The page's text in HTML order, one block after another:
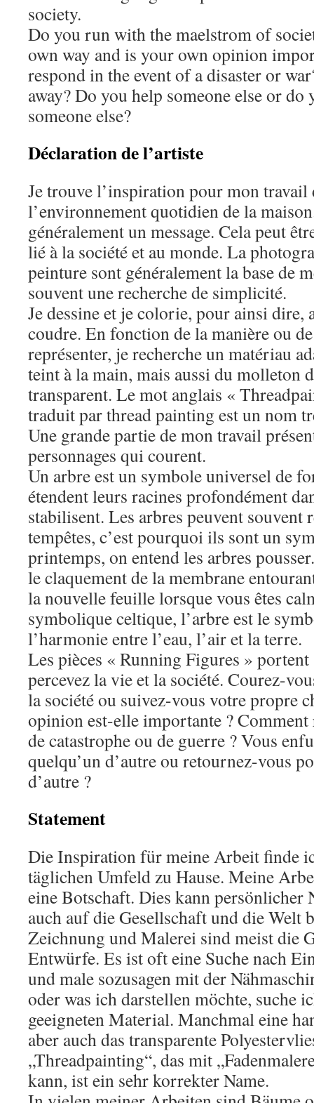
society.
Do you run with the maelstrom of
own way and is your own opinion
respond in the event of a disaster or
away? Do you help someone else or do
someone else?
Déclaration de l’artiste
Je trouve l’inspiration pour mon travail
l’environnement quotidien de la
généralement un message. Cela peut
lié à la société et au monde. La
peinture sont généralement la base de
souvent une recherche de simplicité.
Je dessine et je colorie, pour ainsi dire,
coudre. En fonction de la manière ou
représenter, je recherche un matériau
teint à la main, mais aussi du molleton
transparent. Le mot anglais «
traduit par thread painting est un nom
Une grande partie de mon travail
personnages qui courent.
Un arbre est un symbole universel de
étendent leurs racines profondément
stabilisent. Les arbres peuvent souvent
tempêtes, c’est pourquoi ils sont un
printemps, on entend les arbres
le claquement de la membrane
la nouvelle feuille lorsque vous êtes
symbolique celtique, l’arbre est le
l’harmonie entre l’eau, l’air et la terre.
Les pièces « Running Figures »
percevez la vie et la société. Courez-
la société ou suivez-vous votre propre
opinion est-elle importante ? Comment
de catastrophe ou de guerre ? Vous
quelqu’un d’autre ou retournez-vous
d’autre ?
Statement
Die Inspiration für meine Arbeit finde
täglichen Umfeld zu Hause. Meine
eine Botschaft. Dies kann persönlicher
auch auf die Gesellschaft und die Welt
Zeichnung und Malerei sind meist die
Entwürfe. Es ist oft eine Suche nach
und male sozusagen mit der
oder was ich darstellen möchte, suche
geeigneten Material. Manchmal eine
aber auch das transparente
„Threadpainting“, das mit
kann, ist ein sehr korrekter Name.